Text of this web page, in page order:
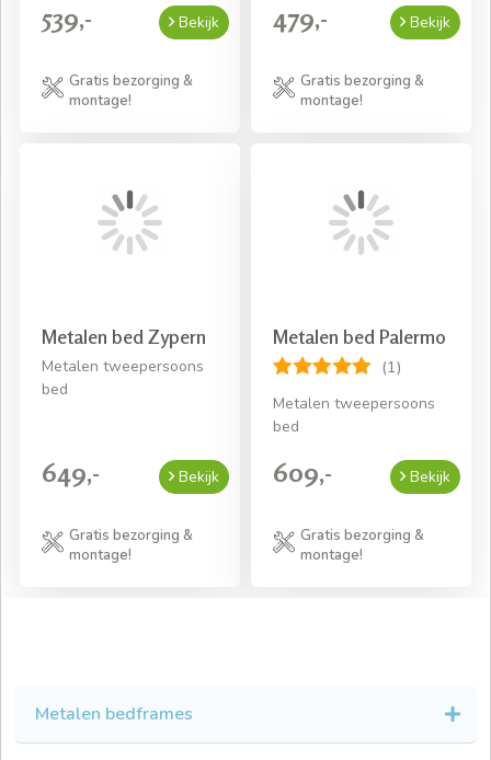
539,- Bekijk
Gratis bezorging &
montage!
479,- Bekijk
Gratis bezorging &
montage!
Metalen bed Zypern
Metalen tweepersoons
bed
649,- Bekijk
Gratis bezorging &
montage!
Metalen bed Palermo
(1)
Metalen tweepersoons
bed
609,- Bekijk
Gratis bezorging &
montage!
Metalen bedframes